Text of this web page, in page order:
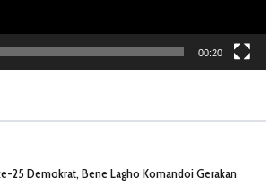
00:20
25 Demokrat, Bene Lagho Komandoi Gerakan